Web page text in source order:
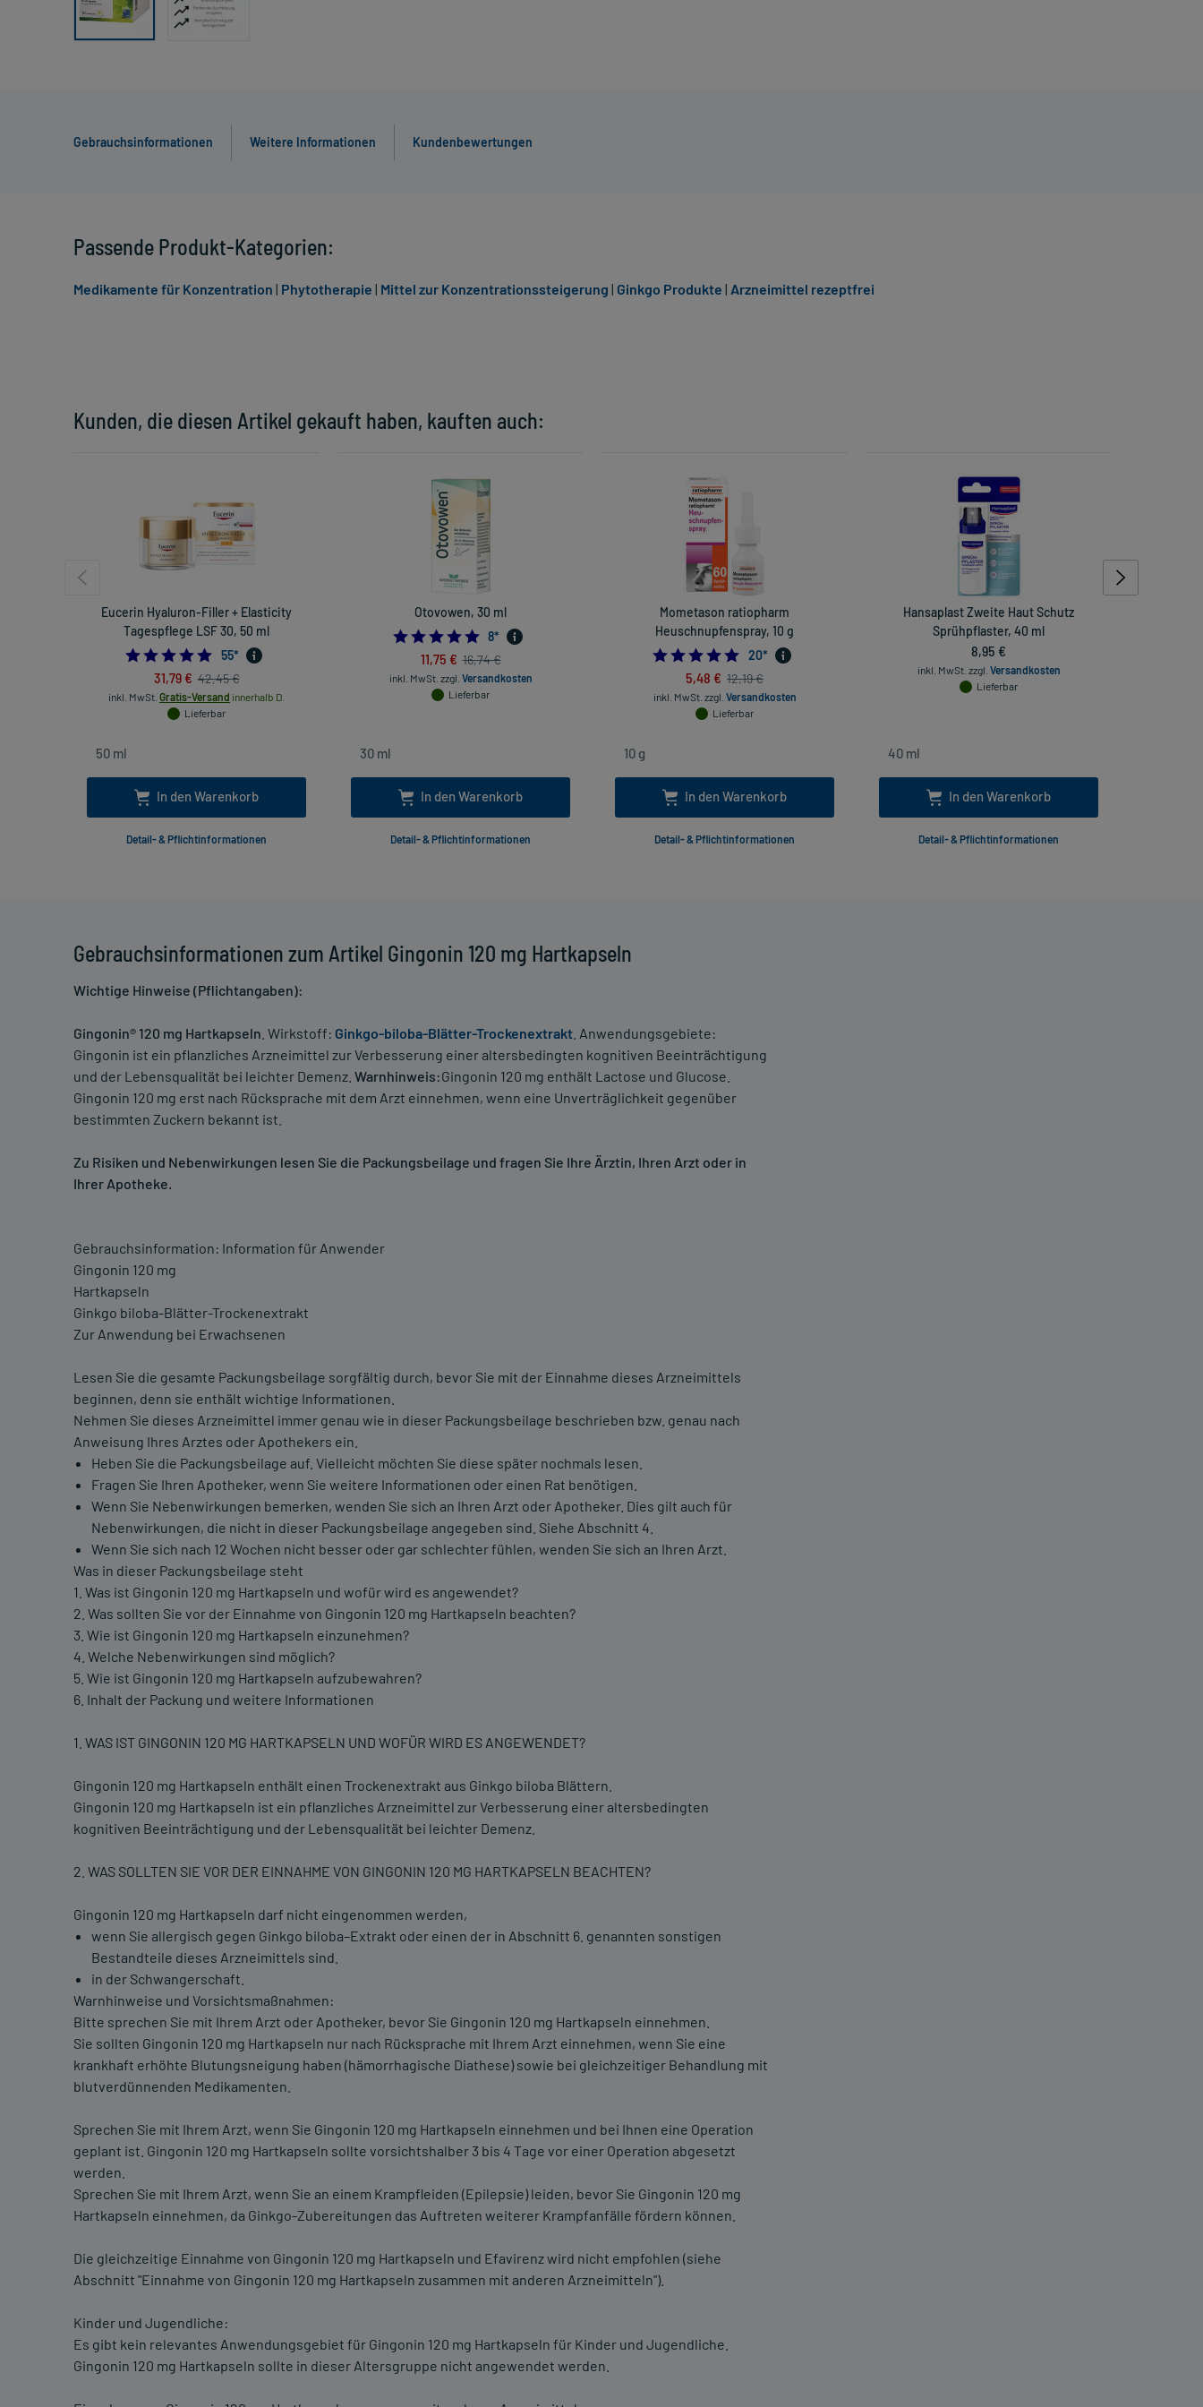
Gebrauchsinformationen Weitere Informationen Kundenbewertungen
Gebrauchsinformationen zum Artikel Gingonin 120 mg Hartkapseln
Wichtige Hinweise (Pflichtangaben):
Gingonin® 120 mg Hartkapseln . Wirkstoff: Ginkgo-biloba-Blätter-Trockenextrakt . Anwendungsgebiete:
Gingonin ist ein pflanzliches Arzneimittel zur Verbesserung einer altersbedingten kognitiven Beeinträchtigung
und der Lebensqualität bei leichter Demenz. Warnhinweis:Gingonin 120 mg enthält Lactose und Glucose.
Gingonin 120 mg erst nach Rücksprache mit dem Arzt einnehmen, wenn eine Unverträglichkeit gegenüber
bestimmten Zuckern bekannt ist.
Zu Risiken und Nebenwirkungen lesen Sie die Packungsbeilage und fragen Sie Ihre Ärztin, Ihren Arzt oder in
Ihrer Apotheke.
Gebrauchsinformation: Information für Anwender
Gingonin 120 mg
Hartkapseln
Ginkgo biloba-Blätter-Trockenextrakt
Zur Anwendung bei Erwachsenen
Lesen Sie die gesamte Packungsbeilage sorgfältig durch, bevor Sie mit der Einnahme dieses Arzneimittels
beginnen, denn sie enthält wichtige Informationen.
Nehmen Sie dieses Arzneimittel immer genau wie in dieser Packungsbeilage beschrieben bzw. genau nach
Anweisung Ihres Arztes oder Apothekers ein.
Heben Sie die Packungsbeilage auf. Vielleicht möchten Sie diese später nochmals lesen.
Fragen Sie Ihren Apotheker, wenn Sie weitere Informationen oder einen Rat benötigen.
Wenn Sie Nebenwirkungen bemerken, wenden Sie sich an Ihren Arzt oder Apotheker. Dies gilt auch für
Nebenwirkungen, die nicht in dieser Packungsbeilage angegeben sind. Siehe Abschnitt 4.
Wenn Sie sich nach 12 Wochen nicht besser oder gar schlechter fühlen, wenden Sie sich an Ihren Arzt.
Was in dieser Packungsbeilage steht
1. Was ist Gingonin 120 mg Hartkapseln und wofür wird es angewendet?
2. Was sollten Sie vor der Einnahme von Gingonin 120 mg Hartkapseln beachten?
3. Wie ist Gingonin 120 mg Hartkapseln einzunehmen?
4. Welche Nebenwirkungen sind möglich?
5. Wie ist Gingonin 120 mg Hartkapseln aufzubewahren?
6. Inhalt der Packung und weitere Informationen
1. WAS IST GINGONIN 120 MG HARTKAPSELN UND WOFÜR WIRD ES ANGEWENDET?
Gingonin 120 mg Hartkapseln enthält einen Trockenextrakt aus Ginkgo biloba Blättern.
Gingonin 120 mg Hartkapseln ist ein pflanzliches Arzneimittel zur Verbesserung einer altersbedingten
kognitiven Beeinträchtigung und der Lebensqualität bei leichter Demenz.
2. WAS SOLLTEN SIE VOR DER EINNAHME VON GINGONIN 120 MG HARTKAPSELN BEACHTEN?
Gingonin 120 mg Hartkapseln darf nicht eingenommen werden,
wenn Sie allergisch gegen Ginkgo biloba–Extrakt oder einen der in Abschnitt 6. genannten sonstigen
Bestandteile dieses Arzneimittels sind.
in der Schwangerschaft.
Warnhinweise und Vorsichtsmaßnahmen:
Bitte sprechen Sie mit Ihrem Arzt oder Apotheker, bevor Sie Gingonin 120 mg Hartkapseln einnehmen.
Sie sollten Gingonin 120 mg Hartkapseln nur nach Rücksprache mit Ihrem Arzt einnehmen, wenn Sie eine
krankhaft erhöhte Blutungsneigung haben (hämorrhagische Diathese) sowie bei gleichzeitiger Behandlung mit
blutverdünnenden Medikamenten.
Sprechen Sie mit Ihrem Arzt, wenn Sie Gingonin 120 mg Hartkapseln einnehmen und bei Ihnen eine Operation
geplant ist. Gingonin 120 mg Hartkapseln sollte vorsichtshalber 3 bis 4 Tage vor einer Operation abgesetzt
werden.
Sprechen Sie mit Ihrem Arzt, wenn Sie an einem Krampfleiden (Epilepsie) leiden, bevor Sie Gingonin 120 mg
Hartkapseln einnehmen, da Ginkgo-Zubereitungen das Auftreten weiterer Krampfanfälle fördern können.
Die gleichzeitige Einnahme von Gingonin 120 mg Hartkapseln und Efavirenz wird nicht empfohlen (siehe
Abschnitt "Einnahme von Gingonin 120 mg Hartkapseln zusammen mit anderen Arzneimitteln").
Kinder und Jugendliche:
Es gibt kein relevantes Anwendungsgebiet für Gingonin 120 mg Hartkapseln für Kinder und Jugendliche.
Gingonin 120 mg Hartkapseln sollte in dieser Altersgruppe nicht angewendet werden.
Kunden, die diesen Artikel gekauft haben, kauften auch:
Eucerin Hyaluron-Filler + Elasticity
Tagespflege LSF 30, 50 ml
4.836363636363636
55*
31,79 € 42,45 €
inkl. MwSt. Gratis-Versand innerhalb D.
Lieferbar
In den Warenkorb
Detail- & Pflichtinformationen
Otovowen, 30 ml
4.875
8*
11,75 € 16,74 €
inkl. MwSt. zzgl. Versandkosten
Lieferbar
In den Warenkorb
Detail- & Pflichtinformationen
Mometason ratiopharm
Heuschnupfenspray, 10 g
5.0
20*
5,48 € 12,19 €
inkl. MwSt. zzgl. Versandkosten
Lieferbar
In den Warenkorb
Detail- & Pflichtinformationen
Hansaplast Zweite Haut Schutz
Sprühpflaster, 40 ml
8,95 €
inkl. MwSt. zzgl. Versandkosten
Lieferbar
In den Warenkorb
Detail- & Pflichtinformationen
Passende Produkt-Kategorien:
Medikamente für Konzentration | Phytotherapie | Mittel zur Konzentrationssteigerung | Ginkgo Produkte | Arzneimittel rezeptfrei